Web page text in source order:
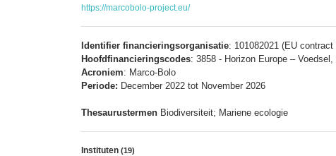
https://marcobolo-project.eu/
Identifier financieringsorganisatie: 101082021 (EU contract
Hoofdfinancieringscodes: 3858 - Horizon Europe –
Acroniem: Marco-Bolo
Periode: December 2022 tot November 2026
Thesaurustermen Biodiversiteit; Mariene ecologie
Instituten (19)